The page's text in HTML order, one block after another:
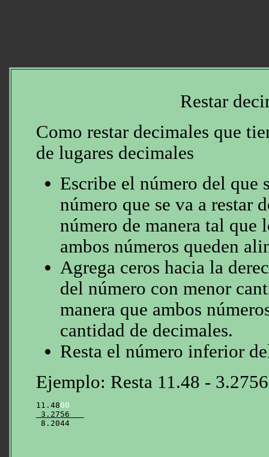
Restar
Como restar decimales que
de lugares decimales
Escribe el número del que
número que se va a restar
número de manera tal que
ambos números queden
Agrega ceros hacia la
del número con menor
manera que ambos
cantidad de decimales.
Resta el número inferior
Ejemplo: Resta 11.48 - 3.2756
11.4800
3.2756